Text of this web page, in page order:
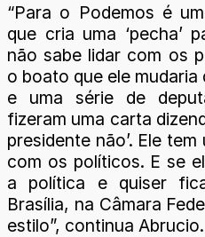
“Para o Podemos é
que cria uma ‘pecha’
não sabe lidar com os
o boato que ele
e uma série de
fizeram uma carta
presidente não’. Ele
com os políticos. E se
a política e quiser
Brasília, na Câmara
estilo”, continua Abrucio.